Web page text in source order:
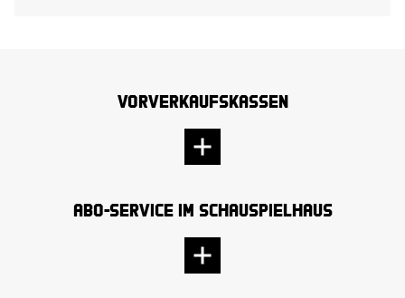
Vorverkaufskassen
Abo-Service im Schauspielhaus